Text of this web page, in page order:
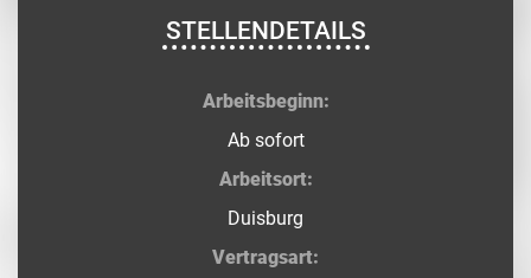
STELLENDETAILS
Arbeitsbeginn:
Ab sofort
Arbeitsort:
Duisburg
Vertragsart: